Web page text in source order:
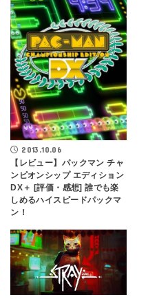
2013.10.06
【レビュー】パックマン チャ
ンピオンシップ エディション
DX＋ [評価・感想] 誰でも楽
しめるハイスピードパックマ
ン！